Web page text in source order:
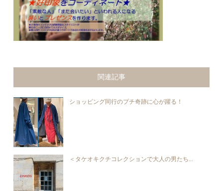
関連記事
ショッピング同行のプチ奇跡に心が躍る！
＜タケオキクチコレクションで大人の男たち...